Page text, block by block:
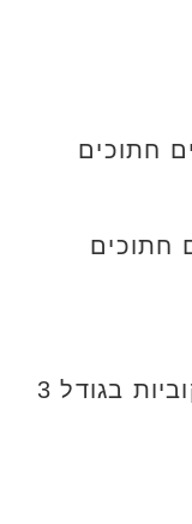
חתוכים
חתוכים
1 בצל לבן גדול חתוך לקוביות בגודל 3